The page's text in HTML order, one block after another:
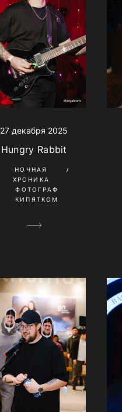
27 декабря 2025
Hungry Rabbit
НОЧНАЯ
ХРОНИКА
ФОТОГРАФ
КИПЯТКОМ